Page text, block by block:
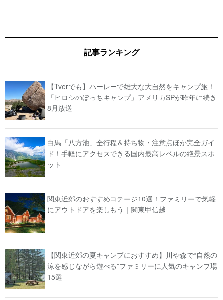
記事ランキング
【Tverでも】ハーレーで雄大な大自然をキャンプ旅！
「ヒロシのぼっちキャンプ」アメリカSPが昨年に続き
8月放送
白馬「八方池」全行程＆持ち物・注意点ほか完全ガイ
ド！手軽にアクセスできる国内最高レベルの絶景スポ
ット
関東近郊のおすすめコテージ10選！ファミリーで気軽
にアウトドアを楽しもう｜関東甲信越
【関東近郊の夏キャンプにおすすめ】川や森で“自然の
涼を感じながら遊べる”ファミリーに人気のキャンプ場
15選